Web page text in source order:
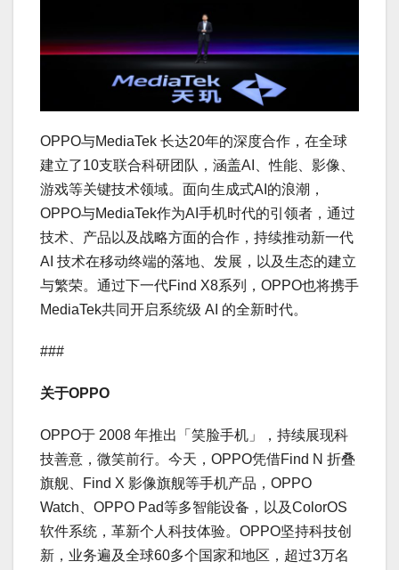
OPPO与MediaTek 长达20年的深度合作，在全球
建立了10支联合科研团队，涵盖AI、性能、影像、
游戏等关键技术领域。面向生成式AI的浪潮，
OPPO与MediaTek作为AI手机时代的引领者，通过
技术、产品以及战略方面的合作，持续推动新一代
AI 技术在移动终端的落地、发展，以及生态的建立
与繁荣。通过下一代Find X8系列，OPPO也将携手
MediaTek共同开启系统级 AI 的全新时代。
###
关于OPPO
OPPO于 2008 年推出「笑脸手机」，持续展现科
技善意，微笑前行。今天，OPPO凭借Find N 折叠
旗舰、Find X 影像旗舰等手机产品，OPPO
Watch、OPPO Pad等多智能设备，以及ColorOS
软件系统，革新个人科技体验。OPPO坚持科技创
新，业务遍及全球60多个国家和地区，超过3万名